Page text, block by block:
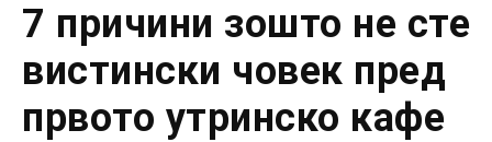
7 причини зошто не сте
вистински човек пред
првото утринско кафе